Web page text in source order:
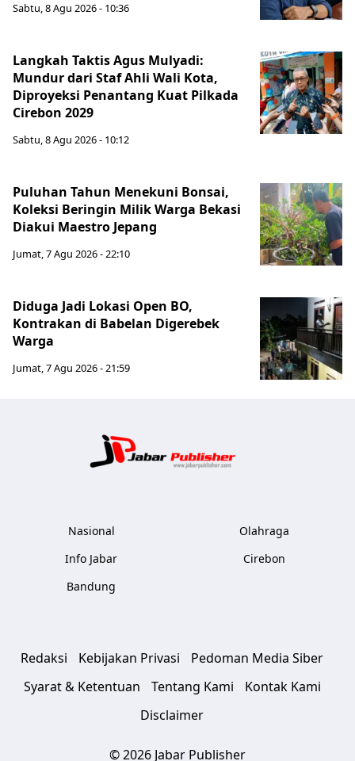
Sabtu, 8 Agu 2026 - 10:36
Langkah Taktis Agus Mulyadi:
Mundur dari Staf Ahli Wali Kota,
Diproyeksi Penantang Kuat Pilkada
Cirebon 2029
Sabtu, 8 Agu 2026 - 10:12
Puluhan Tahun Menekuni Bonsai,
Koleksi Beringin Milik Warga Bekasi
Diakui Maestro Jepang
Jumat, 7 Agu 2026 - 22:10
Diduga Jadi Lokasi Open BO,
Kontrakan di Babelan Digerebek
Warga
Jumat, 7 Agu 2026 - 21:59
Nasional
Info Jabar
Bandung
Olahraga
Cirebon
Redaksi Kebijakan Privasi
Pedoman Media Siber
Syarat & Ketentuan
Tentang Kami
Kontak Kami
Disclaimer
© 2026 Jabar Publisher